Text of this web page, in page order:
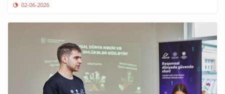
02-06-2026